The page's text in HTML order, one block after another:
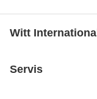
Witt International
Servis